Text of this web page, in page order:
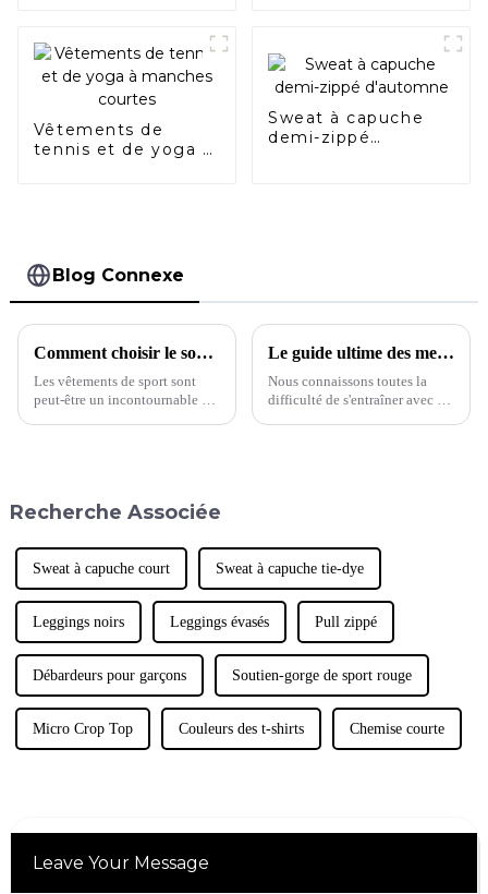
Vêtements de
tennis et de yoga à
Sweat à capuche
demi-zippé
Blog Connexe
Comment choisir le soutien-gorge de sport qui vous convient
Les vêtements de sport sont
peut-être un incontournable du
n'importe quel autre vêtement
femmes ont tendance à porter
des soutiens-gorge de sport,…
Le guide ultime des meilleurs soutiens-gorge de sport
Nous connaissons toutes la
difficulté de s'entraîner avec un
Recherche Associée
Sweat à capuche court Sweat à capuche tie-dye
Leggings noirs Leggings évasés Pull zippé
Débardeurs pour garçons Soutien-gorge de sport rouge
Micro Crop Top Couleurs des t-shirts Chemise courte
Leave Your Message